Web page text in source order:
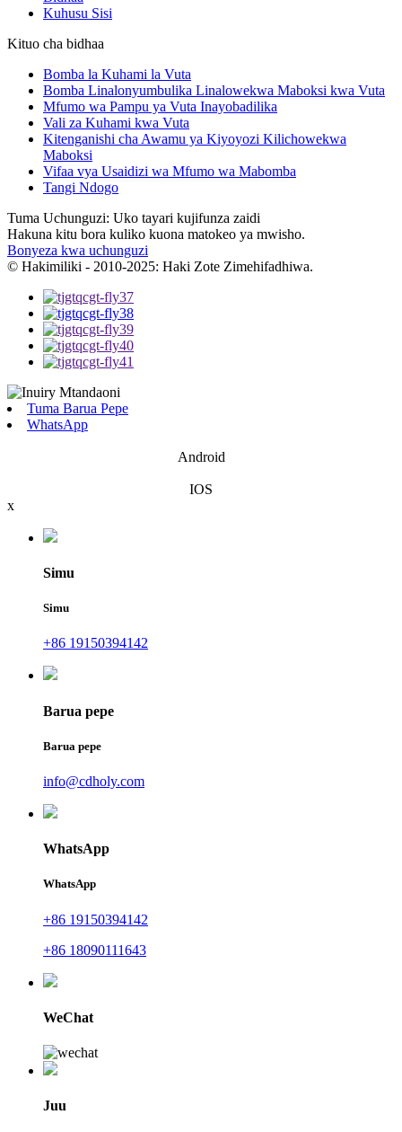
Kuhusu Sisi
Kituo cha bidhaa
Bomba la Kuhami la Vuta
Bomba Linalonyumbulika Linalowekwa Maboksi kwa Vuta
Mfumo wa Pampu ya Vuta Inayobadilika
Vali za Kuhami kwa Vuta
Kitenganishi cha Awamu ya Kiyoyozi Kilichowekwa
Maboksi
Vifaa vya Usaidizi wa Mfumo wa Mabomba
Tangi Ndogo
Tuma Uchunguzi: Uko tayari kujifunza zaidi
Hakuna kitu bora kuliko kuona matokeo ya mwisho.
Bonyeza kwa uchunguzi
© Hakimiliki - 2010-2025: Haki Zote Zimehifadhiwa.
Tuma Barua Pepe
WhatsApp
Android
IOS
x
Simu
Simu
+86 19150394142
Barua pepe
Barua pepe
info@cdholy.com
WhatsApp
WhatsApp
+86 19150394142
+86 18090111643
WeChat
Juu